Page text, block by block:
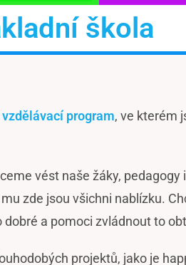
škola
program, ve kterém
vést naše žáky,
zde jsou všichni nablízku.
a pomoci zvládnout to
projektů, jako je